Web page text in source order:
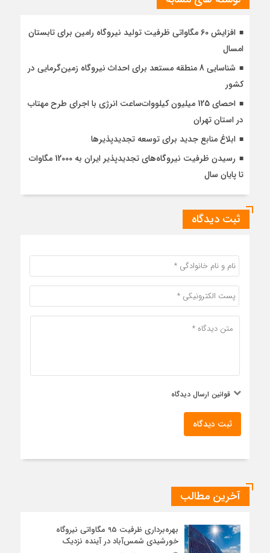
افزایش 60 مگاواتی ظرفیت تولید نیروگاه رامین برای تابستان
امسال
شناسایی 8 منطقه مستعد برای احداث نیروگاه زمین‌گرمایی در
کشور
احصای 125 میلیون کیلووات‌ساعت انرژی با اجرای طرح مهتاب
در استان تهران
ابلاغ منابع جدید برای توسعه تجدیدپذیرها
رسیدن ظرفیت نیروگاه‌های تجدیدپذیر ایران به 12000 مگاوات
تا پایان سال
ثبت دیدگاه
قوانین ارسال دیدگاه
ثبت دیدگاه
آخرین مطالب
بهره‌برداری ظرفیت 95 مگاواتی نیروگاه
خورشیدی شمس‌آباد در آینده نزدیک